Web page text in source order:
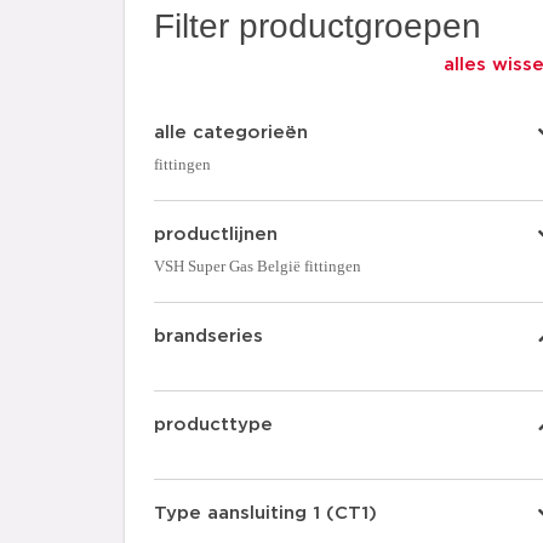
Filter productgroepen
alles
alle categorieën
fittingen
productlijnen
VSH Super Gas België fittingen
brandseries
producttype
Type aansluiting 1 (CT1)